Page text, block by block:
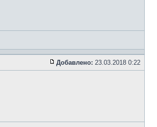
Добавлено: 23.03.2018 0:22